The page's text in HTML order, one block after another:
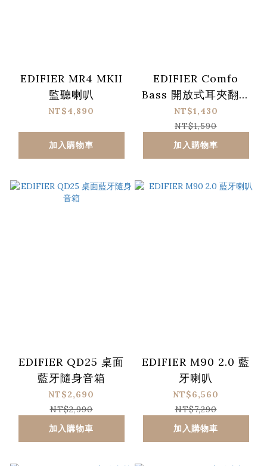
EDIFIER MR4 MKII
監聽喇叭
NT$4,890
加入購物車
EDIFIER Comfo
Bass 開放式耳夾翻譯
耳機
NT$1,430
NT$1,590
加入購物車
EDIFIER QD25 桌面
藍牙隨身音箱
NT$2,690
NT$2,990
加入購物車
EDIFIER M90 2.0 藍
牙喇叭
NT$6,560
NT$7,290
加入購物車